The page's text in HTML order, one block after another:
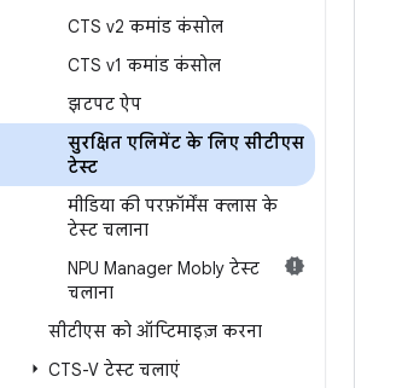
CTS v2 कमांड कंसोल
CTS v1 कमांड कंसोल
झटपट ऐप
सुरक्षित एलिमेंट के लिए सीटीएस
टेस्ट
मीडिया की परफ़ॉर्मेंस क्लास के
टेस्ट चलाना
NPU Manager Mobly टेस्ट
चलाना
सीटीएस को ऑप्टिमाइज़ करना
CTS-V टेस्ट चलाएं